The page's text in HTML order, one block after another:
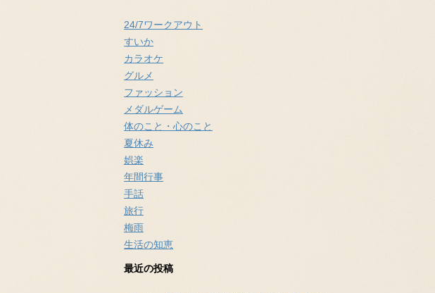
24/7ワークアウト
すいか
カラオケ
グルメ
ファッション
メダルゲーム
体のこと・心のこと
夏休み
娯楽
年間行事
手話
旅行
梅雨
生活の知恵
最近の投稿